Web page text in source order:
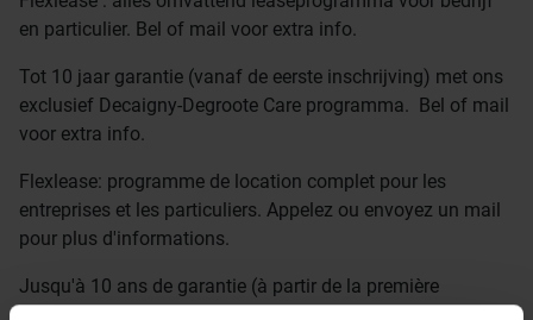
en particulier. Bel of mail voor extra info.
Tot 10 jaar garantie (vanaf de eerste inschrijving) met ons
exclusief Decaigny-Degroote Care programma. Bel of mail
voor extra info.
Flexlease: programme de location complet pour les
entreprises et les particuliers. Appelez ou envoyez un mail
pour plus d'informations.
Jusqu'à 10 ans de garantie (à partir de la première